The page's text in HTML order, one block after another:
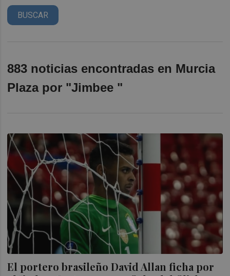
BUSCAR
883 noticias encontradas en Murcia
Plaza por "Jimbee "
El portero brasileño David Allan ficha por